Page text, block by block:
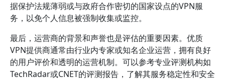
据保护法规薄弱或与政府合作密切的国家设点的VPN服
务，以免个人信息被强制收集或监控。
最后，运营商的背景和声誉也是评估的重要因素。优质
VPN提供商通常由行业内专家或知名企业运营，拥有良好
的用户评价和透明的运营机制。可以参考专业评测机构如
TechRadar或CNET的评测报告，了解其服务稳定性和安全